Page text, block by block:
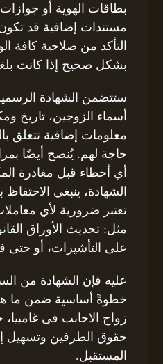
بطاقات الهوية أو
مستندات إضافية قد
التأكد من صلاحية كافة
بشكل صحيح إذا كانت
ستتضمن الشهادة
أسماء الزوجين، تاريخ
معلومات إضافية تتعلق
حاجة لهم. يُنصح أيضًا
أي أخطاء قبل مغادرة
الشهادة، ينبغي
تعتبر ضرورية لأي
مثل: تحديث الأوراق
على التأشيرات، أو حتى
عليه فإن الشهادة من
خطوةً أساسية ضمن ما
زواج الاجانب فى
حقوق الطرفين وتسهيل
المستقبل.